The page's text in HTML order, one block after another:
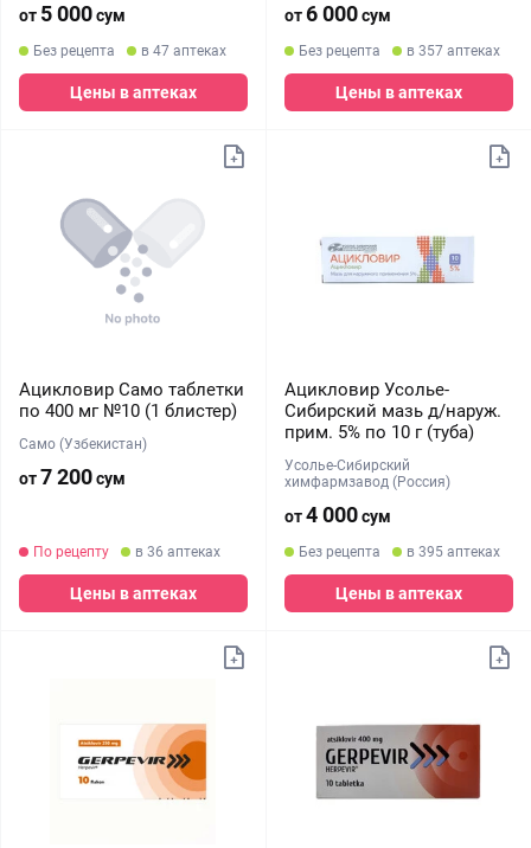
от 5 000сум
Без рецепта в 47 аптеках
Цены в аптеках
от6 000сум
Без рецепта в 357 аптеках
Цены в аптеках
Ацикловир Само таблетки
по 400 мг №10 (1 блистер)
Само (Узбекистан)
от7 200сум
По рецепту в 36 аптеках
Цены в аптеках
Ацикловир Усолье-
Сибирский мазь д/наруж.
прим. 5% по 10 г (туба)
Усолье-Сибирский
химфармзавод (Россия)
от4 000сум
Без рецепта в 395 аптеках
Цены в аптеках